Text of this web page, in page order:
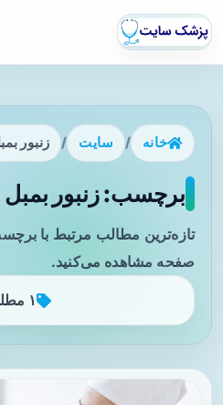
خانه / سایت / زنبور
برچسب: زنبور بمبل
تازه‌ترین مطالب مرتبط با
صفحه مشاهده می‌کنید.
۱ مطلب